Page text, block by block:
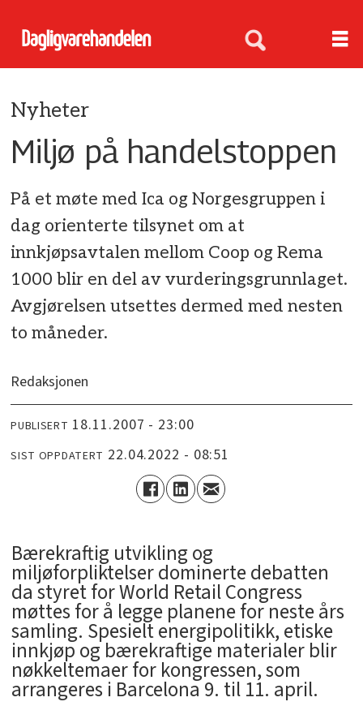
Nyheter
Miljø på handelstoppen
På et møte med Ica og Norgesgruppen i
dag orienterte tilsynet om at
innkjøpsavtalen mellom Coop og Rema
1000 blir en del av vurderingsgrunnlaget.
Avgjørelsen utsettes dermed med nesten
to måneder.
Redaksjonen
PUBLISERT 18.11.2007 - 23:00
SIST OPPDATERT 22.04.2022 - 08:51
Bærekraftig utvikling og
miljøforpliktelser dominerte debatten
da styret for World Retail Congress
møttes for å legge planene for neste års
samling. Spesielt energipolitikk, etiske
innkjøp og bærekraftige materialer blir
nøkkeltemaer for kongressen, som
arrangeres i Barcelona 9. til 11. april.